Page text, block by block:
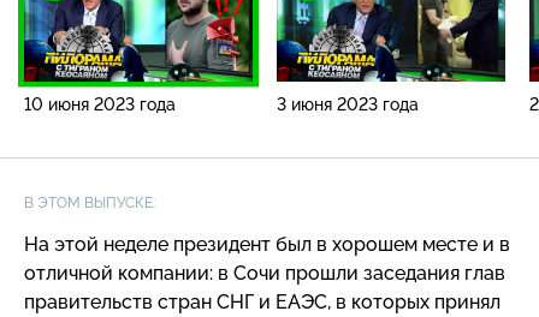
10 июня 2023 года 3 июня 2023 года
В ЭТОМ ВЫПУСКЕ:
На этой неделе президент был в хорошем месте и в
отличной компании: в Сочи прошли заседания глав
правительств стран СНГ и ЕАЭС, в которых принял